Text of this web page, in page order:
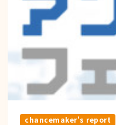
chancemaker's report